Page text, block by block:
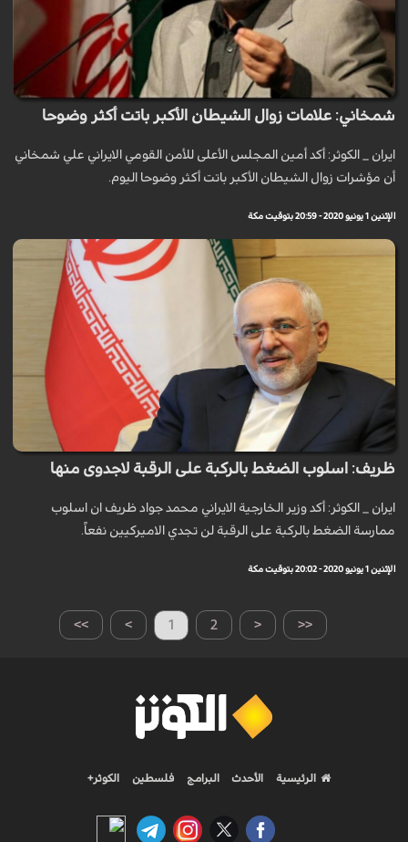
شمخاني: علامات زوال الشيطان الأكبر باتت أكثر وضوحا
ايران _ الكوثر: أكد أمين المجلس الأعلى للأمن القومي الايراني علي شمخاني
أن مؤشرات زوال الشيطان الأكبر باتت أكثر وضوحا اليوم.
الإثنين 1 يونيو 2020 - 20:59 بتوقيت مكة
ظريف: اسلوب الضغط بالركبة على الرقبة لاجدوى منها
ايران _ الكوثر: أكد وزير الخارجية الايراني محمد جواد ظريف ان اسلوب
ممارسة الضغط بالركبة على الرقبة لن تجدي الاميركيين نفعاً.
الإثنين 1 يونيو 2020 - 20:02 بتوقيت مكة
>> > 1 2 < <<
الرئيسية الأحدث البرامج فلسطين الكوثر+